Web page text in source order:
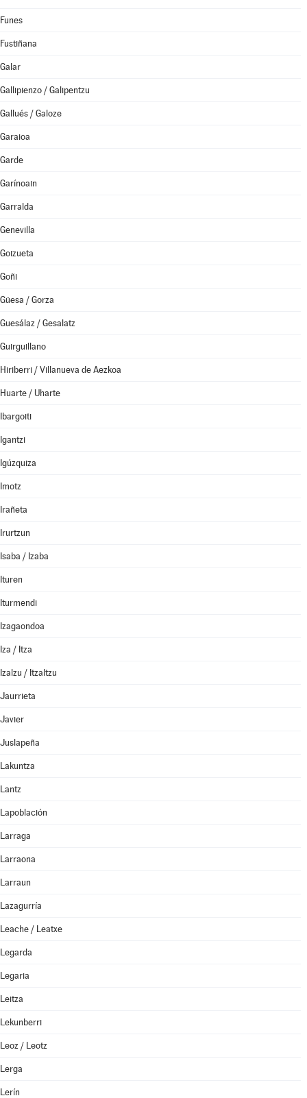
Funes
Fustiñana
Galar
Gallipienzo / Galipentzu
Gallués / Galoze
Garaioa
Garde
Garínoain
Garralda
Genevilla
Goizueta
Goñi
Güesa / Gorza
Guesálaz / Gesalatz
Guirguillano
Hiriberri / Villanueva de Aezkoa
Huarte / Uharte
Ibargoiti
Igantzi
Igúzquiza
Imotz
Irañeta
Irurtzun
Isaba / Izaba
Ituren
Iturmendi
Izagaondoa
Iza / Itza
Izalzu / Itzaltzu
Jaurrieta
Javier
Juslapeña
Lakuntza
Lantz
Lapoblación
Larraga
Larraona
Larraun
Lazagurría
Leache / Leatxe
Legarda
Legaria
Leitza
Lekunberri
Leoz / Leotz
Lerga
Lerín